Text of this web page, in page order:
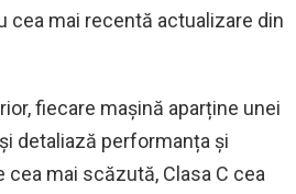
cea mai recentă actualizare din
fiecare mașină aparține unei
detaliază performanța și
cea mai scăzută, Clasa C cea